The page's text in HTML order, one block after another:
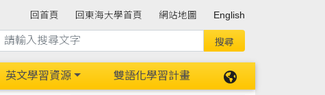
回首頁 回東海大學首頁 網站地圖 English
英文學習資源 雙語化學習計畫